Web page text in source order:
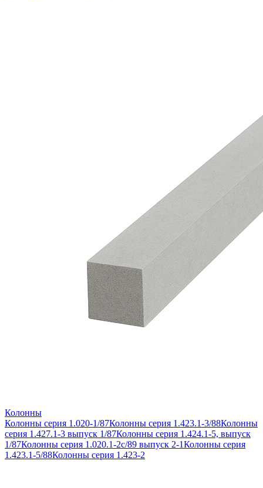
Колонны
Колонны серия 1.020-1/87Колонны серия 1.423.1-3/88Колонны
серия 1.427.1-3 выпуск 1/87Колонны серия 1.424.1-5, выпуск
1/87Колонны серия 1.020.1-2с/89 выпуск 2-1Колонны серия
1.423.1-5/88Колонны серия 1.423-2